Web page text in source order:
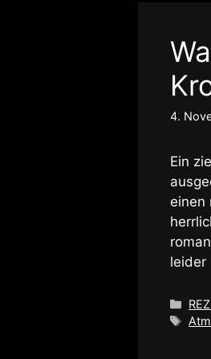
4.
Ein
einen
leider